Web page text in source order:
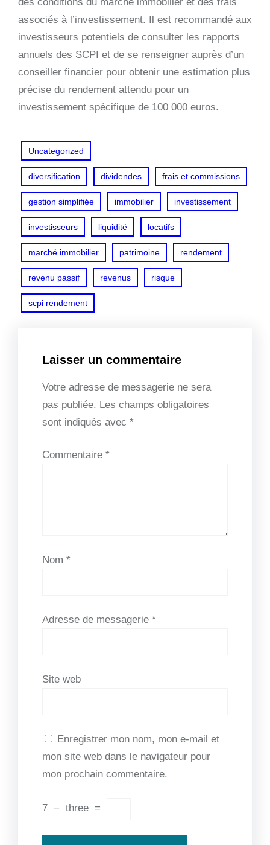
associés à l’investissement. Il est recommandé aux
investisseurs potentiels de consulter les rapports
annuels des SCPI et de se renseigner auprès d’un
conseiller financier pour obtenir une estimation plus
précise du rendement attendu pour un
investissement spécifique de 100 000 euros.
Uncategorized
diversification dividendes frais et commissions
gestion simplifiée immobilier investissement
investisseurs liquidité locatifs
marché immobilier patrimoine rendement
revenu passif revenus risque
scpi rendement
Laisser un commentaire
Votre adresse de messagerie ne sera
pas publiée. Les champs obligatoires
sont indiqués avec *
Commentaire *
Nom *
Adresse de messagerie *
Site web
Enregistrer mon nom, mon e-mail et
mon site web dans le navigateur pour
mon prochain commentaire.
7 − three =